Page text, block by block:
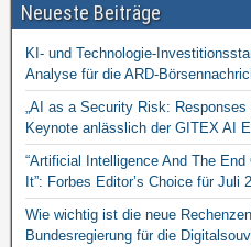
Neueste Beiträge
KI- und Technologie-
Analyse für die ARD-
„AI as a Security Risk:
Keynote anlässlich der GITEX AI
“Artificial Intelligence And The
It”: Forbes Editor’s Choice für Juli
Wie wichtig ist die neue
Bundesregierung für die